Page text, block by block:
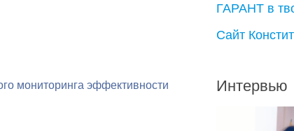
мониторинга эффективности
ГАРАНТ в
Сайт
Интервью